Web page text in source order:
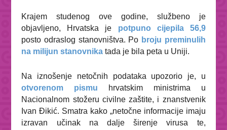
Krajem studenog ove godine, službeno je
objavljeno, Hrvatska je potpuno cijepila56,9
posto odraslog stanovništva. Po broju preminulih
na milijun stanovnika tada je bila peta u Uniji.
Na iznošenje netočnih podataka upozorio je, u
otvorenom pismu hrvatskim ministrima u
Nacionalnom stožeru civilne zaštite, i znanstvenik
Ivan Đikić. Smatra kako „netočne informacije imaju
izravan učinak na dalje širenje virusa te,